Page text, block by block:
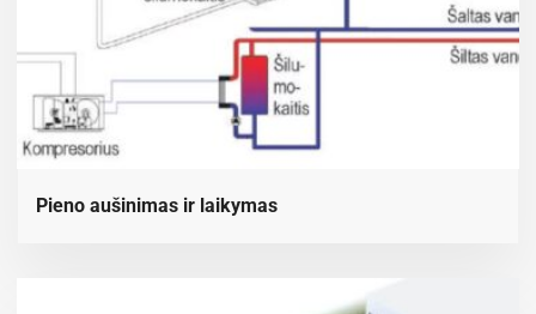
Pieno aušinimas ir laikymas